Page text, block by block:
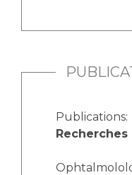
Publications:
Recherches